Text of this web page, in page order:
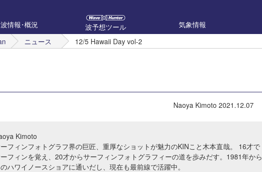
波情報･概況
波予想ツール 気象情報
ニュース 12/5 Hawaii Day vol-2
Naoya Kimoto 2021.12.07
Kimoto
フィンフォトグラフ界の巨匠、重厚なショットが魅力のKINこと木本直哉。 16才で
フィンを覚え、20才からサーフィンフォトグラフィーの道を歩みだす。1981年から
ハワイノースショアに通いだし、現在も最前線で活躍中。